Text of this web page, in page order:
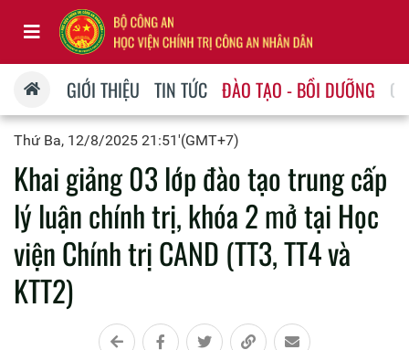
GIỚI THIỆU TIN TỨC ĐÀO TẠO - BỒI DƯỠNG
Thứ Ba, 12/8/2025 21:51'(GMT+7)
Khai giảng 03 lớp đào tạo trung cấp
lý luận chính trị, khóa 2 mở tại Học
viện Chính trị CAND (TT3, TT4 và
KTT2)